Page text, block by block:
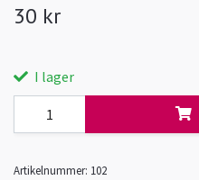
30 kr
I lager
Artikelnummer: 102